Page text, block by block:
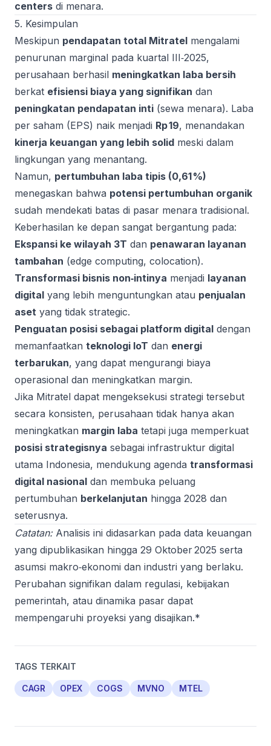
centers di menara.
5. Kesimpulan
Meskipun pendapatan total Mitratel mengalami
penurunan marginal pada kuartal III‑2025,
perusahaan berhasil meningkatkan laba bersih
berkat efisiensi biaya yang signifikan dan
peningkatan pendapatan inti (sewa menara). Laba
per saham (EPS) naik menjadi Rp 19, menandakan
kinerja keuangan yang lebih solid meski dalam
lingkungan yang menantang.
Namun, pertumbuhan laba tipis (0,61 %)
menegaskan bahwa potensi pertumbuhan organik
sudah mendekati batas di pasar menara tradisional.
Keberhasilan ke depan sangat bergantung pada:
Ekspansi ke wilayah 3T dan penawaran layanan
tambahan (edge computing, colocation).
Transformasi bisnis non‑intinya menjadi layanan
digital yang lebih menguntungkan atau penjualan
aset yang tidak strategic.
Penguatan posisi sebagai platform digital dengan
memanfaatkan teknologi IoT dan energi
terbarukan, yang dapat mengurangi biaya
operasional dan meningkatkan margin.
Jika Mitratel dapat mengeksekusi strategi tersebut
secara konsisten, perusahaan tidak hanya akan
meningkatkan margin laba tetapi juga memperkuat
posisi strategisnya sebagai infrastruktur digital
utama Indonesia, mendukung agenda transformasi
digital nasional dan membuka peluang
pertumbuhan berkelanjutan hingga 2028 dan
seterusnya.
Catatan:Analisis ini didasarkan pada data keuangan
yang dipublikasikan hingga 29 Oktober 2025 serta
asumsi makro‑ekonomi dan industri yang berlaku.
Perubahan signifikan dalam regulasi, kebijakan
pemerintah, atau dinamika pasar dapat
mempengaruhi proyeksi yang disajikan.*
TAGS TERKAIT
CAGR OPEX COGS MVNO MTEL